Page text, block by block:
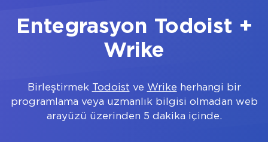
Entegrasyon Todoist +
Wrike
Birleştirmek Todoist ve Wrike herhangi bir
programlama veya uzmanlık bilgisi olmadan web
arayüzü üzerinden 5 dakika içinde.